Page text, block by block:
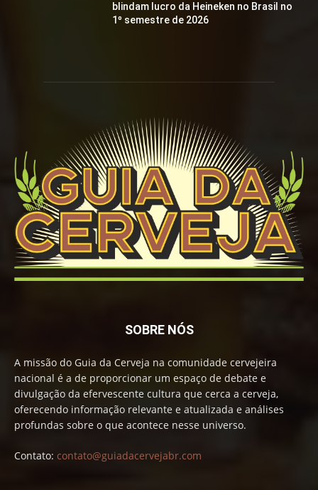
blindam lucro da Heineken no Brasil no
1º semestre de 2026
SOBRE NÓS
A missão do Guia da Cerveja na comunidade cervejeira
nacional é a de proporcionar um espaço de debate e
divulgação da efervescente cultura que cerca a cerveja,
oferecendo informação relevante e atualizada e análises
profundas sobre o que acontece nesse universo.
Contato: contato@guiadacervejabr.com